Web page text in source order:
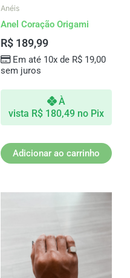
Anéis
Anel Coração Origami
R$ 189,99
Em até 10x de R$19,00
sem juros
À
vista R$ 180,49 no Pix
Adicionar ao carrinho